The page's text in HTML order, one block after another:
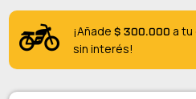
¡Añade $300.000 a
sin interés!